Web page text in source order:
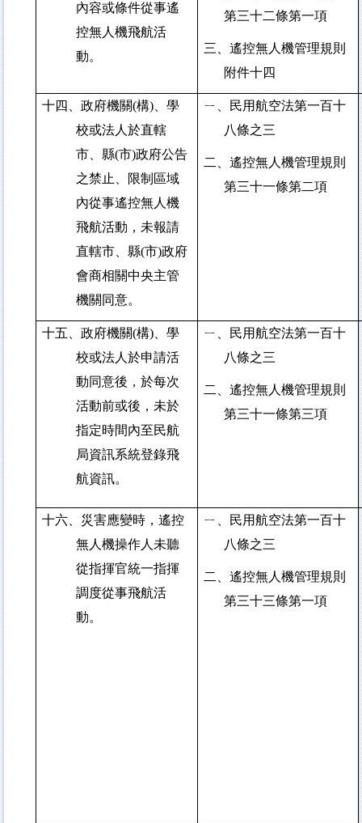
內容或條件從事遙
控無人機飛航活
動。
第三十二條第一項
三、遙控無人機管理規則
附件十四
十四、政府機關(構)、學
校或法人於直轄
市、縣(市)政府公告
之禁止、限制區域
內從事遙控無人機
飛航活動，未報請
直轄市、縣(市)政府
會商相關中央主管
機關同意。
ㄧ、民用航空法第一百十
八條之三
二、遙控無人機管理規則
第三十一條第二項
十五、政府機關(構)、學
校或法人於申請活
動同意後，於每次
活動前或後，未於
指定時間內至民航
局資訊系統登錄飛
航資訊。
ㄧ、民用航空法第一百十
八條之三
二、遙控無人機管理規則
第三十一條第三項
十六、災害應變時，遙控
無人機操作人未聽
從指揮官統一指揮
調度從事飛航活
動。
ㄧ、民用航空法第一百十
八條之三
二、遙控無人機管理規則
第三十三條第一項